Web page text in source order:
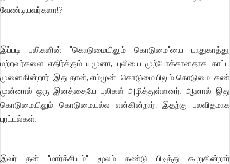
வேண்டியவர்களா!?
இப்படி புலிகளின் "கொடுமையிலும் கொடுமை"யை பாதுகாத்து,
மற்றவர்களை எதிர்க்கும் யமுனா, புலியை முற்போக்கானதாக காட்ட
முனைகின்றார். இது தான், எம்முன் கொடுமையிலும் கொடுமை. கண்
முன்னால் ஒரு இனத்தையே புலிகள் அழித்துள்ளனர். ஆனால் இது
கொடுமையிலும் கொடுமையல்ல என்கின்றார். இதற்கு பலவிதமாக
புரட்டல்கள்.
இவர் தன் "மார்க்சியம்" மூலம் கண்டு பிடித்து கூறுகின்றார்